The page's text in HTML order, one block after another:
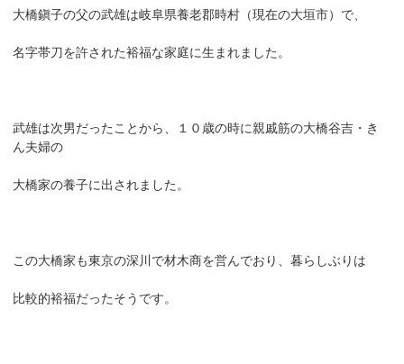
大橋鎭子の父の武雄は岐阜県養老郡時村（現在の大垣市）で、
名字帯刀を許された裕福な家庭に生まれました。
武雄は次男だったことから、１０歳の時に親戚筋の大橋谷吉・き
ん夫婦の
大橋家の養子に出されました。
この大橋家も東京の深川で材木商を営んでおり、暮らしぶりは
比較的裕福だったそうです。